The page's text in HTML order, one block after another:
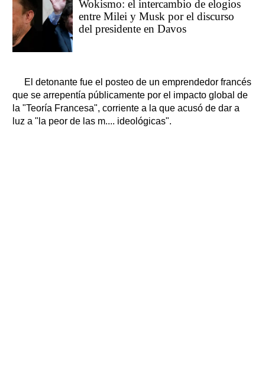
Wokismo: el intercambio de elogios
entre Milei y Musk por el discurso
del presidente en Davos
El detonante fue el posteo de un emprendedor francés
que se arrepentía públicamente por el impacto global de
la "Teoría Francesa", corriente a la que acusó de dar a
luz a "la peor de las m.... ideológicas".